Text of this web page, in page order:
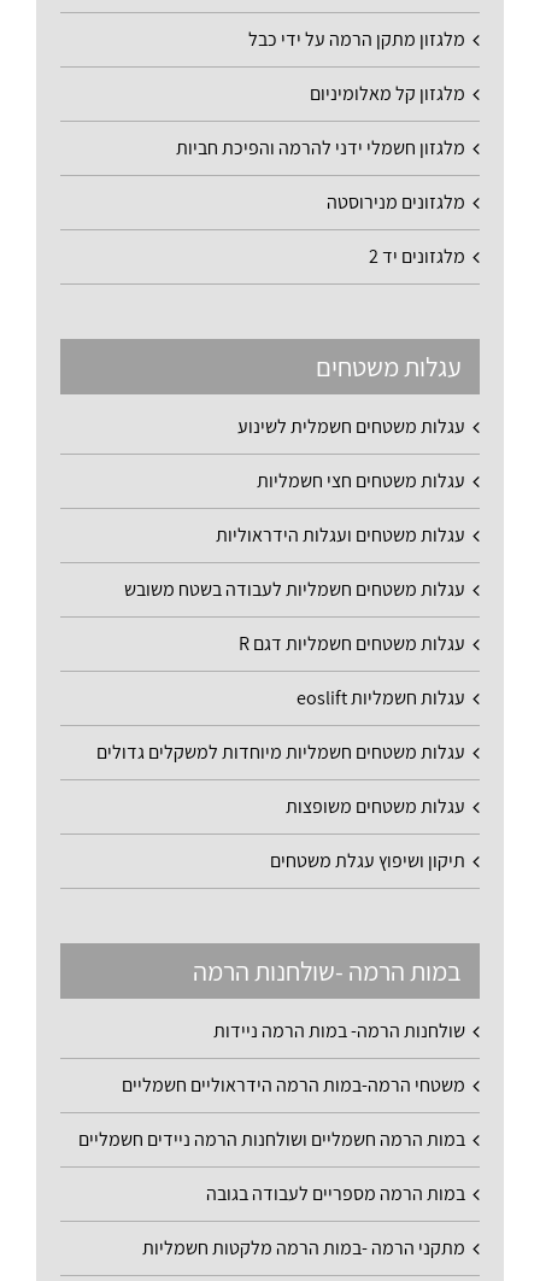
מלגזון מתקן הרמה על ידי כבל
מלגזון קל מאלומיניום
מלגזון חשמלי ידני להרמה והפיכת חביות
מלגזונים מנירוסטה
מלגזונים יד 2
עגלות משטחים
עגלות משטחים חשמלית לשינוע
עגלות משטחים חצי חשמליות
עגלות משטחים ועגלות הידראוליות
עגלות משטחים חשמליות לעבודה בשטח משובש
עגלות משטחים חשמליות דגם R
עגלות חשמליות eoslift
עגלות משטחים חשמליות מיוחדות למשקלים גדולים
עגלות משטחים משופצות
תיקון ושיפוץ עגלת משטחים
במות הרמה -שולחנות הרמה
שולחנות הרמה- במות הרמה ניידות
משטחי הרמה-במות הרמה הידראוליים חשמליים
במות הרמה חשמליים ושולחנות הרמה ניידים חשמליים
במות הרמה מספריים לעבודה בגובה
מתקני הרמה -במות הרמה מלקטות חשמליות